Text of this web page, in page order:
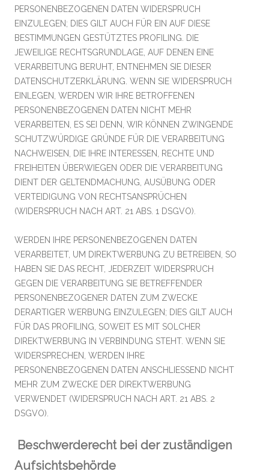
PERSONENBEZOGENEN DATEN WIDERSPRUCH
EINZULEGEN; DIES GILT AUCH FÜR EIN AUF DIESE
BESTIMMUNGEN GESTÜTZTES PROFILING. DIE
JEWEILIGE RECHTSGRUNDLAGE, AUF DENEN EINE
VERARBEITUNG BERUHT, ENTNEHMEN SIE DIESER
DATENSCHUTZERKLÄRUNG. WENN SIE WIDERSPRUCH
EINLEGEN, WERDEN WIR IHRE BETROFFENEN
PERSONENBEZOGENEN DATEN NICHT MEHR
VERARBEITEN, ES SEI DENN, WIR KÖNNEN ZWINGENDE
SCHUTZWÜRDIGE GRÜNDE FÜR DIE VERARBEITUNG
NACHWEISEN, DIE IHRE INTERESSEN, RECHTE UND
FREIHEITEN ÜBERWIEGEN ODER DIE VERARBEITUNG
DIENT DER GELTENDMACHUNG, AUSÜBUNG ODER
VERTEIDIGUNG VON RECHTSANSPRÜCHEN
(WIDERSPRUCH NACH ART. 21 ABS. 1 DSGVO).
WERDEN IHRE PERSONENBEZOGENEN DATEN
VERARBEITET, UM DIREKTWERBUNG ZU BETREIBEN, SO
HABEN SIE DAS RECHT, JEDERZEIT WIDERSPRUCH
GEGEN DIE VERARBEITUNG SIE BETREFFENDER
PERSONENBEZOGENER DATEN ZUM ZWECKE
DERARTIGER WERBUNG EINZULEGEN; DIES GILT AUCH
FÜR DAS PROFILING, SOWEIT ES MIT SOLCHER
DIREKTWERBUNG IN VERBINDUNG STEHT. WENN SIE
WIDERSPRECHEN, WERDEN IHRE
PERSONENBEZOGENEN DATEN ANSCHLIESSEND NICHT
MEHR ZUM ZWECKE DER DIREKTWERBUNG
VERWENDET (WIDERSPRUCH NACH ART. 21 ABS. 2
DSGVO).
Beschwerderecht bei der zuständigen
Aufsichtsbehörde